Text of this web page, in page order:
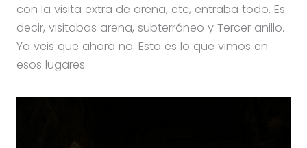
con la visita extra de arena, etc, entraba todo. Es
decir, visitabas arena, subterráneo y Tercer anillo.
Ya veis que ahora no. Esto es lo que vimos en
esos lugares.